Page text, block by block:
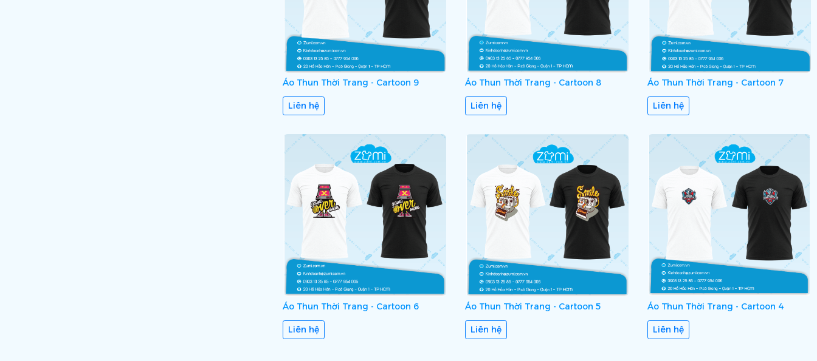
Áo Thun Thời Trang - Cartoon 9
Liên hệ
Áo Thun Thời Trang - Cartoon 8
Liên hệ
Áo Thun Thời Trang - Cartoon 7
Liên hệ
Áo Thun Thời Trang - Cartoon 6
Liên hệ
Áo Thun Thời Trang - Cartoon 5
Liên hệ
Áo Thun Thời Trang - Cartoon 4
Liên hệ